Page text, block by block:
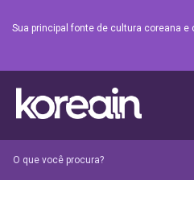
Sua principal fonte de cultura coreana e